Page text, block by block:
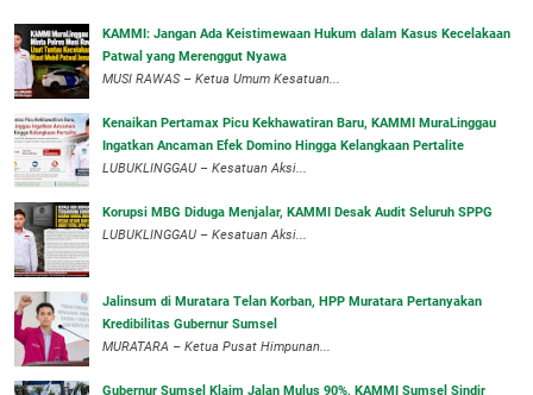
‎KAMMI: Jangan Ada Keistimewaan Hukum dalam Kasus Kecelakaan
Patwal yang Merenggut Nyawa
‎MUSI RAWAS – Ketua Umum Kesatuan...
‎Kenaikan Pertamax Picu Kekhawatiran Baru, KAMMI MuraLinggau
Ingatkan Ancaman Efek Domino Hingga Kelangkaan Pertalite
‎LUBUKLINGGAU – Kesatuan Aksi...
Korupsi MBG Diduga Menjalar, KAMMI Desak Audit Seluruh SPPG
‎LUBUKLINGGAU – Kesatuan Aksi...
‎Jalinsum di Muratara Telan Korban, HPP Muratara Pertanyakan
Kredibilitas Gubernur Sumsel
MURATARA – Ketua Pusat Himpunan...
‎Gubernur Sumsel Klaim Jalan Mulus 90%, KAMMI Sumsel Sindir